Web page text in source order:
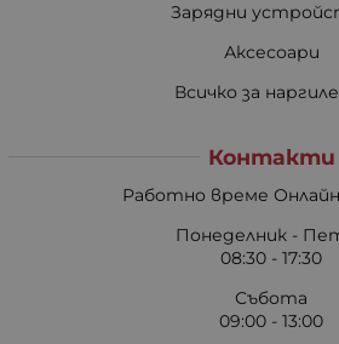
Зарядни
Аксесоари
Всичко за
Контакти
Работно време Онлайн
Понеделник -
08:30 - 17:30
Събота
09:00 - 13:00